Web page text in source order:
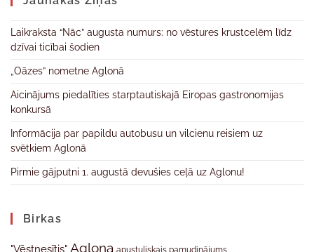
Laikraksta “Nāc” augusta numurs: no vēstures krustcelēm līdz
dzīvai ticībai šodien
„Oāzes” nometne Aglonā
Aicinājums piedalīties starptautiskajā Eiropas gastronomijas
konkursā
Informācija par papildu autobusu un vilcienu reisiem uz
svētkiem Aglonā
Pirmie gājputni 1. augustā devušies ceļā uz Aglonu!
Birkas
"Vēstnesītis" Aglona apustuliskais pamudinājums